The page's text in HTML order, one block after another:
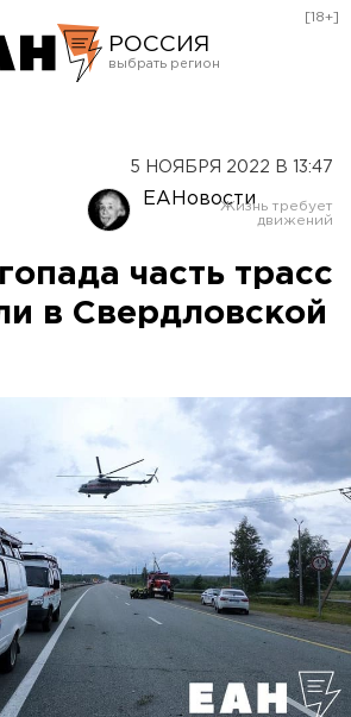
РОССИЯ
Оренбург
[18+]
5 НОЯБРЯ 2022 В 13:47
ЕАНовости
часть трасс
в Свердловской